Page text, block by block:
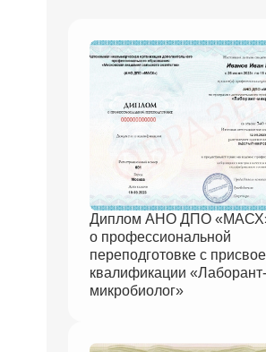
Диплом АНО ДПО
о профессиональной
переподготовке с
квалификации «Лаборант-
микробиолог»